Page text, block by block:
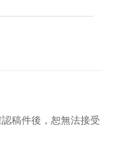
稿件後，恕無法接受